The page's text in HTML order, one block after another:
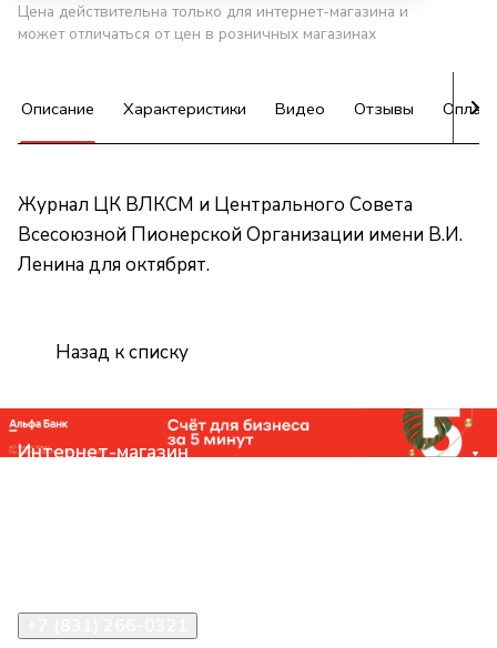
Цена действительна только для интернет-магазина и
может отличаться от цен в розничных магазинах
Описание Характеристики Видео Отзывы Оплата
Журнал ЦК ВЛКСМ и Центрального Совета
Всесоюзной Пионерской Организации имени В.И.
Ленина для октябрят.
Назад к списку
Интернет-магазин